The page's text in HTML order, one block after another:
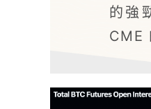
的強
CME